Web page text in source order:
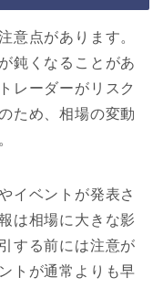
意点があります。
鈍くなることがあ
レーダーがリスク
ため、相場の変動
イベントが発表さ
は相場に大きな影
する前には注意が
トが通常よりも早